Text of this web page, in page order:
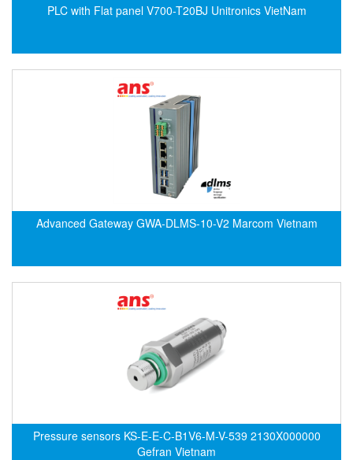
Electro-Sensors Vietnam
Elektrophysik Vietnam
ELMESS-Thermosystemtechnik
EMG
PLC with Flat panel V700-T20BJ Unitronics VietNam
Advanced Gateway GWA-DLMS-10-V2 Marcom Vietnam
Pressure sensors KS-E-E-C-B1V6-M-V-539 2130X000000
Gefran Vietnam